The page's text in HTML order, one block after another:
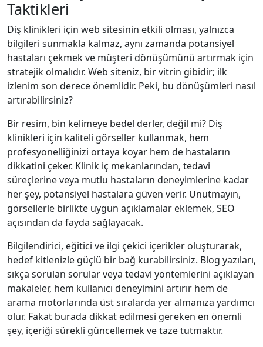
Taktikleri
Diş klinikleri için web sitesinin etkili olması, yalnızca
bilgileri sunmakla kalmaz, aynı zamanda potansiyel
hastaları çekmek ve müşteri dönüşümünü artırmak için
stratejik olmalıdır. Web siteniz, bir vitrin gibidir; ilk
izlenim son derece önemlidir. Peki, bu dönüşümleri nasıl
artırabilirsiniz?
Bir resim, bin kelimeye bedel derler, değil mi? Diş
klinikleri için kaliteli görseller kullanmak, hem
profesyonelliğinizi ortaya koyar hem de hastaların
dikkatini çeker. Klinik iç mekanlarından, tedavi
süreçlerine veya mutlu hastaların deneyimlerine kadar
her şey, potansiyel hastalara güven verir. Unutmayın,
görsellerle birlikte uygun açıklamalar eklemek, SEO
açısından da fayda sağlayacak.
Bilgilendirici, eğitici ve ilgi çekici içerikler oluşturarak,
hedef kitlenizle güçlü bir bağ kurabilirsiniz. Blog yazıları,
sıkça sorulan sorular veya tedavi yöntemlerini açıklayan
makaleler, hem kullanıcı deneyimini artırır hem de
arama motorlarında üst sıralarda yer almanıza yardımcı
olur. Fakat burada dikkat edilmesi gereken en önemli
şey, içeriği sürekli güncellemek ve taze tutmaktır.